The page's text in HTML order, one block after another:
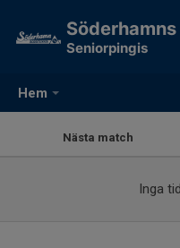
Hem
Söderhamns
Seniorpingis
Nästa match
Inga